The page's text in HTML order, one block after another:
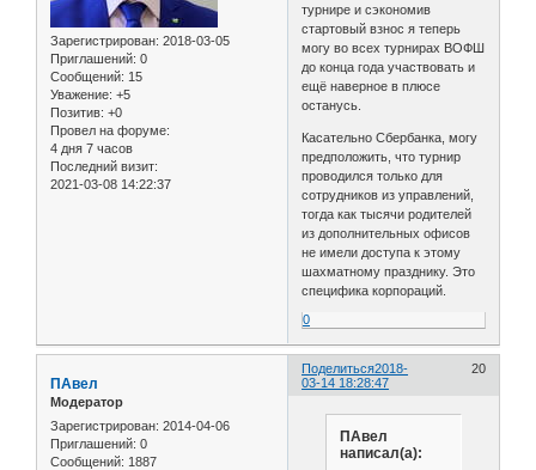
Зарегистрирован: 2018-03-05
Приглашений: 0
Сообщений: 15
Уважение: +5
Позитив: +0
Провел на форуме:
4 дня 7 часов
Последний визит:
2021-03-08 14:22:37
турнире и сэкономив
стартовый взнос я теперь
могу во всех турнирах ВОФШ
до конца года участвовать и
ещё наверное в плюсе
останусь.
Касательно Сбербанка, могу
предположить, что турнир
проводился только для
сотрудников из управлений,
тогда как тысячи родителей
из дополнительных офисов
не имели доступа к этому
шахматному празднику. Это
специфика корпораций.
0
Поделиться 20
2018-
03-14 18:28:47
ПАвел
Модератор
Зарегистрирован: 2014-04-06
Приглашений: 0
Сообщений: 1887
ПАвел
написал(а):